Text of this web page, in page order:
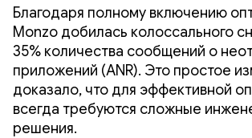
Благодаря полному включению
Monzo добилась колоссального
35% количества сообщений о
приложений (ANR). Это простое
доказало, что для эффективной
всегда требуются сложные
решения.